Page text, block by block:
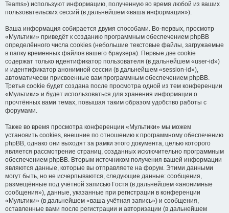
Teams») используют информацию, полученную во время любой из ваших
пользовательских сессий (в дальнейшем «ваша информация»).
Ваша информация собирается двумя способами. Во-первых, просмотр
«Мультики» приведёт к созданию программным обеспечением phpBB
определённого числа cookies (небольшие текстовые файлы, загружаемые
в папку временных файлов вашего браузера). Первые две cookie
содержат только идентификатор пользователя (в дальнейшем «user-id»)
и идентификатор анонимной сессии (в дальнейшем «session-id»),
автоматически присвоенные вам программным обеспечением phpBB.
Третья cookie будет создана после просмотра одной из тем конференции
«Мультики» и будет использоваться для хранения информации о
прочтённых вами темах, повышая таким образом удобство работы с
форумами.
Также во время просмотра конференции «Мультики» мы можем
установить cookies, внешние по отношению к программному обеспечению
phpBB, однако они выходят за рамки этого документа, целью которого
является рассмотрение страниц, созданных исключительно программным
обеспечением phpBB. Вторым источником получения вашей информации
являются данные, которые вы отправляете на форум. Этими данными
могут быть, но не исчерпываются, следующие данные: сообщения,
размещённые под учётной записью Гостя (в дальнейшем «анонимные
сообщения»), данные, указанные при регистрации в конференции
«Мультики» (в дальнейшем «ваша учётная запись») и сообщения,
оставленные вами после регистрации и авторизации (в дальнейшем